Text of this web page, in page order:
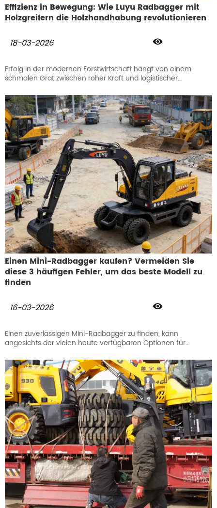
Effizienz in Bewegung: Wie Luyu Radbagger mit
Holzgreifern die Holzhandhabung revolutionieren
18-03-2026

Erfolg in der modernen Forstwirtschaft hängt von einem
schmalen Grat zwischen roher Kraft und logistischer
speziell dafür entwickelt, diesen Grat zu meistern, indem er
einen Hochleistungs-Holzgreifer integriert, um die
anspruchsvollsten Lasten der Branche zu bewältigen. Durch
die Kombination der schnell reagierenden Mobilität eines
Radbaggers mit professioneller Greifkraft beseitigt diese
Maschine den Kompromiss zwischen Wendigkeit und
schwerer Forstleistung.
Einen Mini-Radbagger kaufen? Vermeiden Sie
diese 3 häufigen Fehler, um das beste Modell zu
finden
16-03-2026

Einen zuverlässigen Mini-Radbagger zu finden, kann
angesichts der vielen heute verfügbaren Optionen für
Hersteller von Radbaggern glauben wir, dass das Verständnis
der Kerndaten der Schlüssel zu einer klugen Investition für Ihr
Projekt ist.